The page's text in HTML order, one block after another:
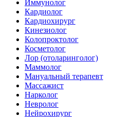
Иммунолог
Кардиолог
Кардиохирург
Кинезиолог
Колопроктолог
Косметолог
Лор (отоларинголог)
Маммолог
Мануальный терапевт
Массажист
Нарколог
Невролог
Нейрохирург